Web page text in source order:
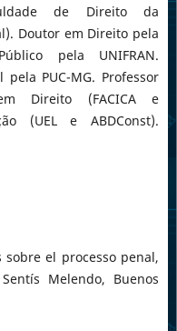
de Direito da
Doutor em Direito pela
pela UNIFRAN.
PUC-MG. Professor
Direito (FACICA e
(UEL e ABDConst).
sobre el processo penal,
Melendo, Buenos